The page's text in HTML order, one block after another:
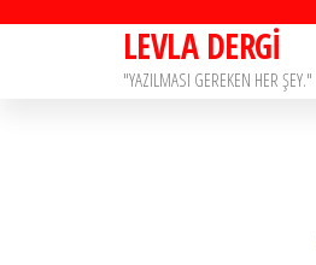
İçeriğe
LEVLA DERGİ
"YAZILMASI GEREKEN HER ŞEY."